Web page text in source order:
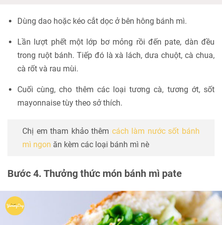
Dùng dao hoặc kéo cắt dọc ở bên hông bánh mì.
Lần lượt phết một lớp bơ mỏng rồi đến pate, dàn đều
trong ruột bánh. Tiếp đó là xà lách, dưa chuột, cà chua,
cà rốt và rau mùi.
Cuối cùng, cho thêm các loại tương cà, tương ớt, sốt
mayonnaise tùy theo sở thích.
Chị em tham khảo thêm cách làm nước sốt bánh
mì ngon ăn kèm các loại bánh mì nè
Bước 4. Thưởng thức món bánh mì pate